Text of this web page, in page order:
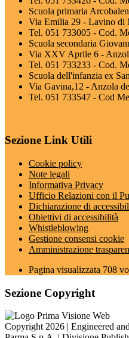
Scuola primaria
Via Emilia 29 - Lavino di
Tel. 051 733005 - Cod.
Scuola secondaria
Via XXV Aprile 6 -
Tel. 051 733233 - Cod.
Scuola dell'infanzia ex
Via Gavina,12 - Anzola
Tel. 051 733547 - Cod
Sezione Link Utili
Cookie policy
Note legali
Informativa Privacy
Ufficio Relazioni con il
Dichiarazione di
Obiettivi di accessibilità
Whistleblowing
Gestione consensi cookie
Amministrazione
Pagina visualizzata 708
Sezione Copyright
Copyright 2026 | Engineered